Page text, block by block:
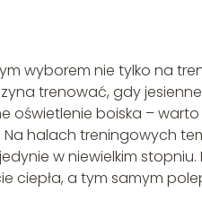
wyborem nie tylko na
trenować, gdy
oświetlenie boiska –
Na halach treningowych
w niewielkim
ciepła, a tym samym